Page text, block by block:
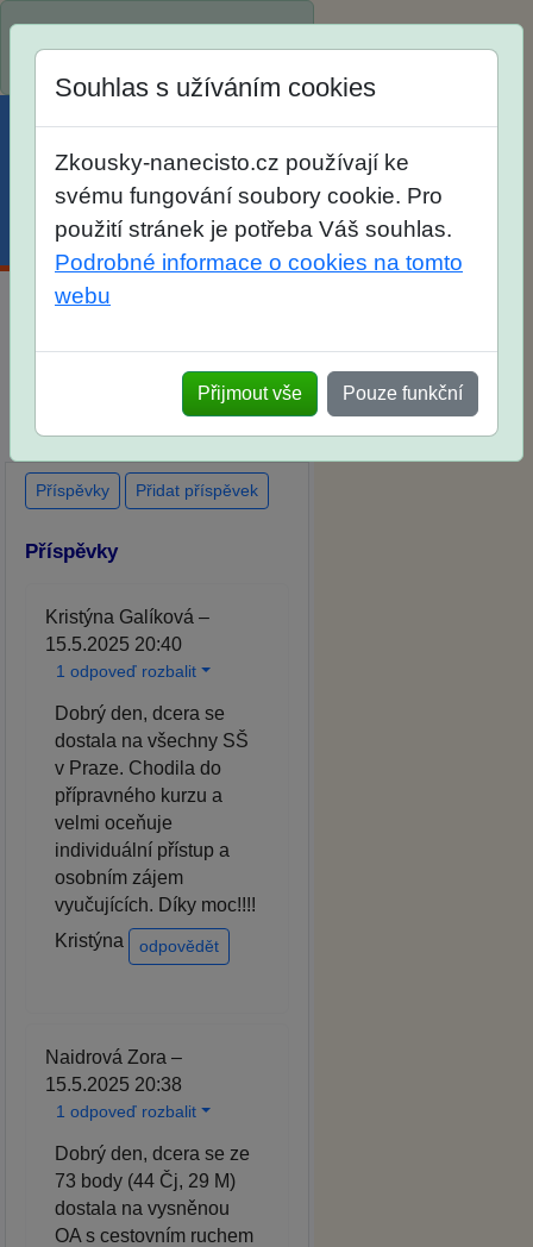
Menu Účet Košík
po skutečných přijímacích
zkouškách
Souhlas s užíváním cookies
Zkousky-nanecisto.cz používají ke
svému fungování soubory cookie. Pro
použití stránek je potřeba Váš souhlas.
Podrobné informace o cookies na tomto
webu
Přijmout vše Pouze funkční
Příspěvky Přidat příspěvek
Příspěvky
Kristýna Galíková –
15.5.2025 20:40
1 odpoveď rozbalit
Dobrý den, dcera se
dostala na všechny SŠ
v Praze. Chodila do
přípravného kurzu a
velmi oceňuje
individuální přístup a
osobním zájem
vyučujících. Díky moc!!!!
Kristýna
odpovědět
Naidrová Zora –
15.5.2025 20:38
1 odpoveď rozbalit
Dobrý den, dcera se ze
73 body (44 Čj, 29 M)
dostala na vysněnou
OA s cestovním ruchem